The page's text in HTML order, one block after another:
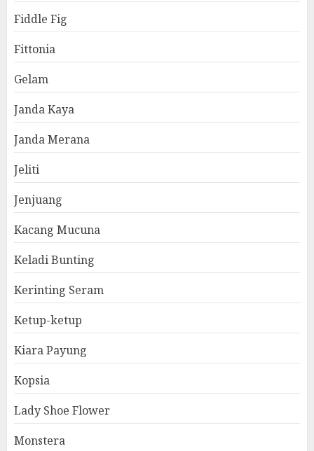
Fiddle Fig
Fittonia
Gelam
Janda Kaya
Janda Merana
Jeliti
Jenjuang
Kacang Mucuna
Keladi Bunting
Kerinting Seram
Ketup-ketup
Kiara Payung
Kopsia
Lady Shoe Flower
Monstera